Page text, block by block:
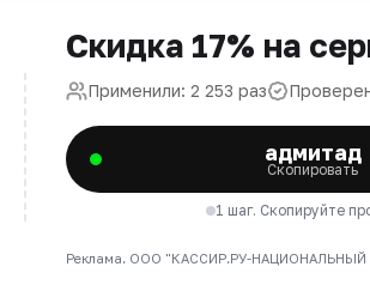
Скидка 17% на
Применили: 2 253 раз
адмитад
Скопировать
1 шаг. Скопируйте
Реклама. ООО "КАССИР.РУ-НАЦИОНАЛЬНЫЙ